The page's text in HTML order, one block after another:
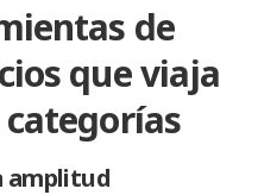
de
que viaja
amplitud